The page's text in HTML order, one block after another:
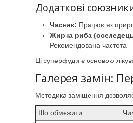
Додаткові
Часник: Працює як
Жирна риба
Рекомендована частота
Ці суперфуди є основою
Галерея замін:
Методика заміщення
Що обмежити